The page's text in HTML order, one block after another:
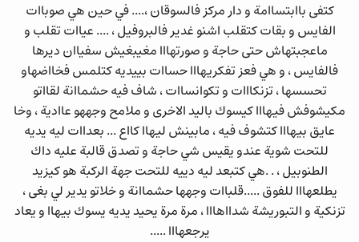
كتفى باابتساامة و دار مركز فالسوقان ،.... في حين هي صوباات
الفايس و بقات كتقلب اشنو غدير فالبروفيل ، .... عياات تقلب و
ماعجبتهاش حتى حاجة و صورتهااا مغيبغيش سفياان ديرها
فالفايس ، و هي فعز تفكريهااا حساات بييديه كتلمس فخااضهاو
تحسسها ، تزنكااات و تكوانساات ، شاف فيه حشماانة لقااتو
مكيشوفش فيهااا كيسوك باليد الاخرى و ملامح وجههو عاادية ، وخا
عايق بيهااا كتشوف فيه ، مابينش ليهاا كااع ... بعداات ليه يديه
للتحت شوية عندو يقيس شي حاجة و تصدق قالبة عليه داك
الطنوبيل ، . .هي كتبعد ليه دييه للتحت جهة الركبة هو كيزيد
يطلعهااا للفوق .....قلباات وجهها حشماانة و خلاتو يدير لي بغى ،
تزنكية و التبوريشة شدااهااا ، مرة مرة يحيد يديه يسوك بيهاا و يعاد
يرجعهااا .....